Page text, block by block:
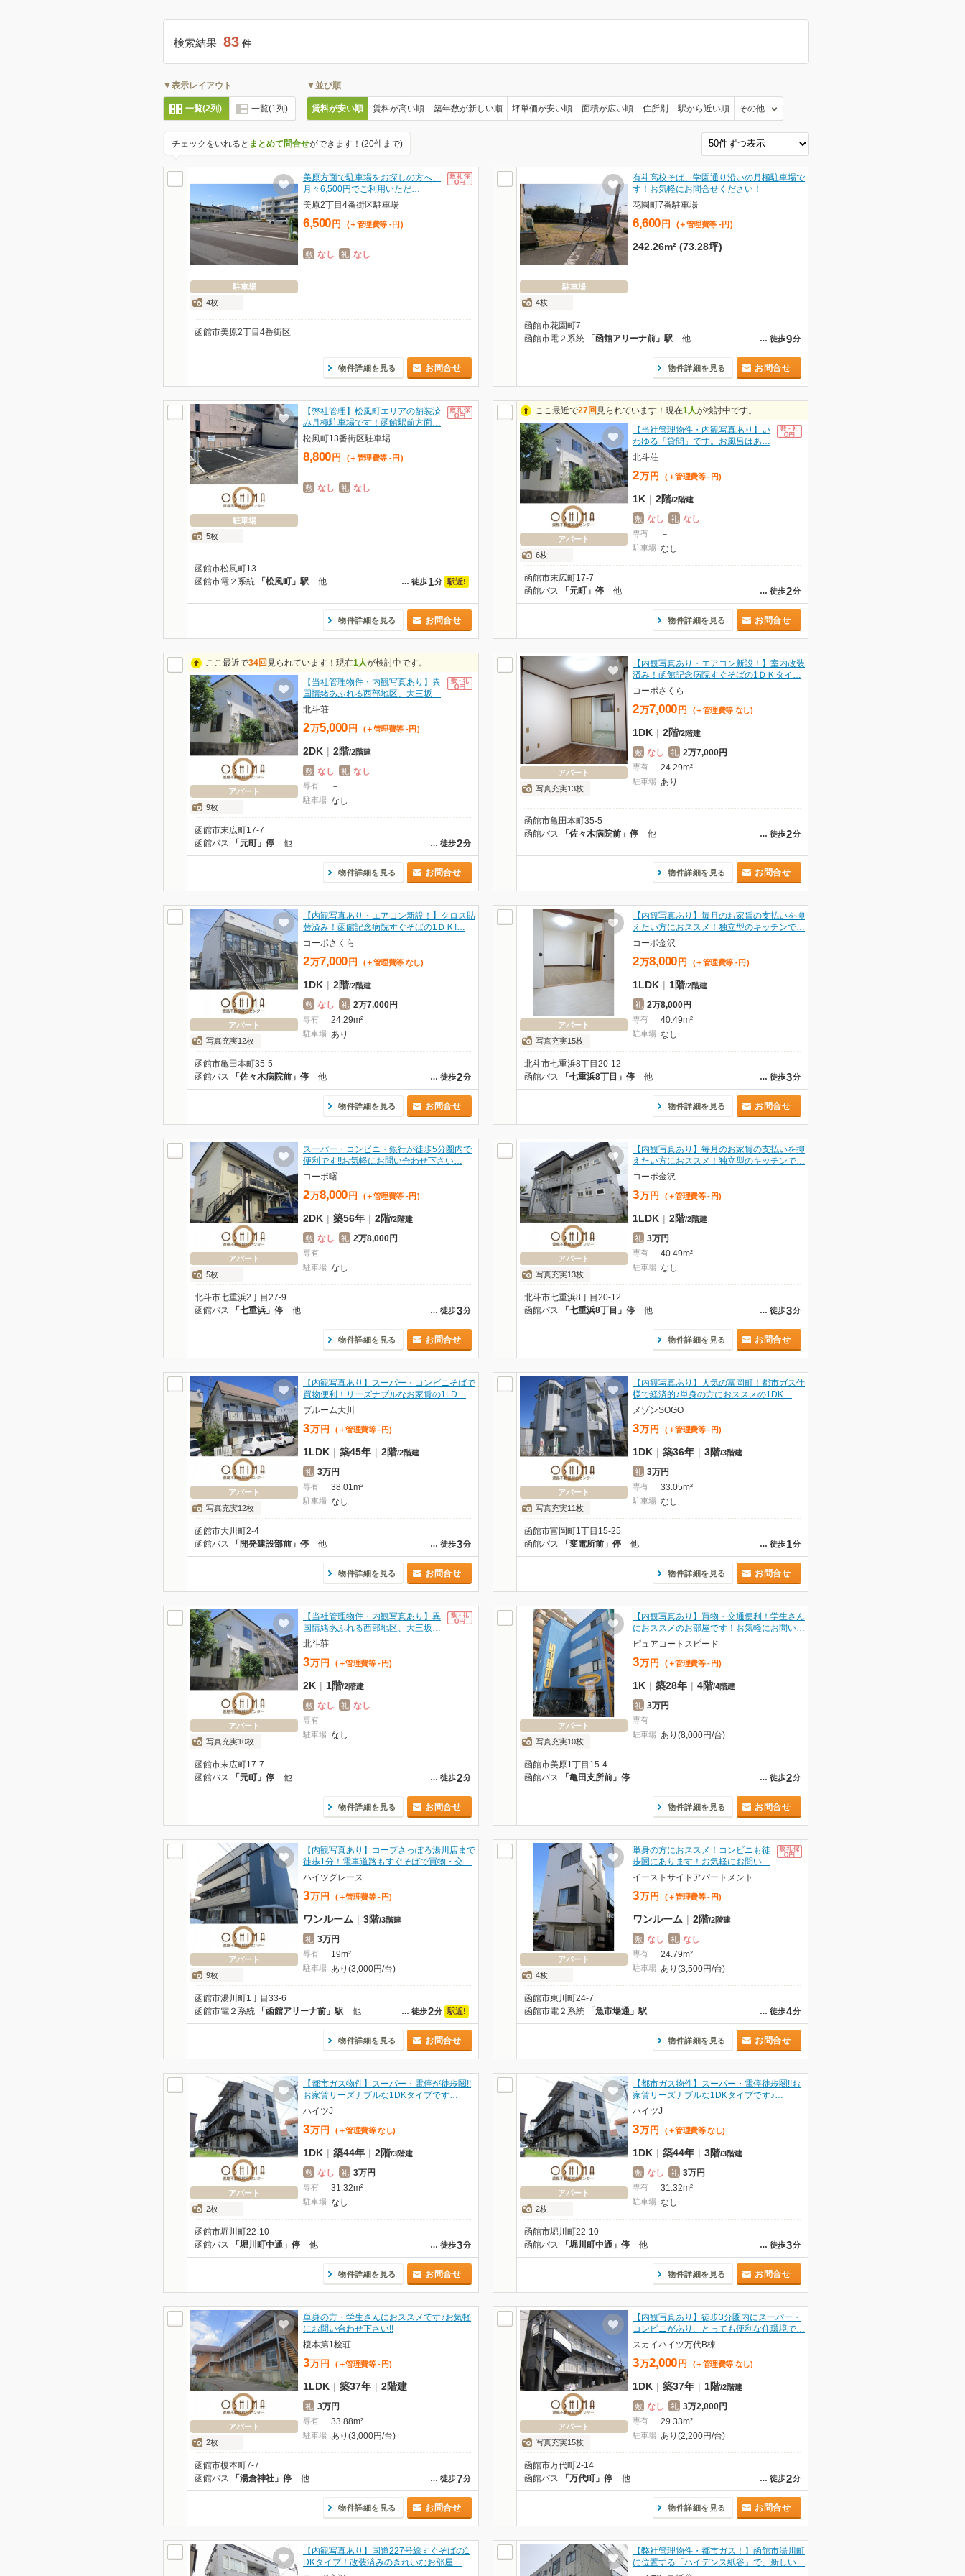
検索結果 83 件
▼表示レイアウト
一覧(2列) 一覧(1列)
▼並び順
賃料が安い順 賃料が高い順 築年数が新しい順 坪単価が安い順 面積が広い順 住所別 駅から近い順 その他
チェックをいれると まとめて問合せができます！(20件まで)
駐車場
4枚
美原方面で駐車場をお探しの方へ、
月々6,500円でご利用いただ…
美原2丁目4番街区駐車場
6,500 円 (＋管理費等 - 円 )
敷 なし 礼 なし
函館市美原2丁目4番街区
物件詳細を見る お問合せ
駐車場
4枚
有斗高校そば、学園通り沿いの月極駐車場で
す！お気軽にお問合せください！
花園町7番駐車場
6,600 円 (＋管理費等 - 円 )
242.26m² (73.28坪)
函館市花園町7-
… 徒歩9分
函館市電２系統 「函館アリーナ前」駅 他
物件詳細を見る お問合せ
駐車場
5枚
【弊社管理】松風町エリアの舗装済
み月極駐車場です！函館駅前方面…
松風町13番街区駐車場
8,800 円 (＋管理費等 - 円 )
敷 なし 礼 なし
函館市松風町13
… 徒歩1分 駅近!
函館市電２系統 「松風町」駅 他
物件詳細を見る お問合せ
ここ最近で27回 見られています！現在1人が検討中です。
アパート
6枚
【当社管理物件・内観写真あり】い
わゆる「貸間」です。お風呂はあ…
北斗荘
2万 円 (＋管理費等 - 円)
1K | 2階/2階建
敷 なし 礼 なし
専有 －
駐車場 なし
函館市末広町17-7
… 徒歩2分
函館バス 「元町」停 他
物件詳細を見る お問合せ
ここ最近で34回 見られています！現在1人が検討中です。
アパート
9枚
【当社管理物件・内観写真あり】異
国情緒あふれる西部地区、大三坂…
北斗荘
2万5,000 円 (＋管理費等 - 円 )
2DK | 2階/2階建
敷 なし 礼 なし
専有 －
駐車場 なし
函館市末広町17-7
… 徒歩2分
函館バス 「元町」停 他
物件詳細を見る お問合せ
アパート
写真充実13枚
【内観写真あり・エアコン新設！】室内改装
済み！函館記念病院すぐそばの1ＤＫタイ…
コーポさくら
2万7,000 円 (＋管理費等 なし)
1DK | 2階/2階建
敷 なし 礼 2万7,000円
専有 24.29m²
駐車場 あり
函館市亀田本町35-5
… 徒歩2分
函館バス 「佐々木病院前」停 他
物件詳細を見る お問合せ
アパート
写真充実12枚
【内観写真あり・エアコン新設！】クロス貼
替済み！函館記念病院すぐそばの1ＤＫ!…
コーポさくら
2万7,000 円 (＋管理費等 なし)
1DK | 2階/2階建
敷 なし 礼 2万7,000円
専有 24.29m²
駐車場 あり
函館市亀田本町35-5
… 徒歩2分
函館バス 「佐々木病院前」停 他
物件詳細を見る お問合せ
アパート
写真充実15枚
【内観写真あり】毎月のお家賃の支払いを抑
えたい方におススメ！独立型のキッチンで…
コーポ金沢
2万8,000 円 (＋管理費等 - 円 )
1LDK | 1階/2階建
礼 2万8,000円
専有 40.49m²
駐車場 なし
北斗市七重浜8丁目20-12
… 徒歩3分
函館バス 「七重浜8丁目」停 他
物件詳細を見る お問合せ
アパート
5枚
スーパー・コンビニ・銀行が徒歩5分圏内で
便利です!!お気軽にお問い合わせ下さい…
コーポ曙
2万8,000 円 (＋管理費等 - 円 )
2DK | 築56年 | 2階/2階建
敷 なし 礼 2万8,000円
専有 －
駐車場 なし
北斗市七重浜2丁目27-9
… 徒歩3分
函館バス 「七重浜」停 他
物件詳細を見る お問合せ
アパート
写真充実13枚
【内観写真あり】毎月のお家賃の支払いを抑
えたい方におススメ！独立型のキッチンで…
コーポ金沢
3万 円 (＋管理費等 - 円)
1LDK | 2階/2階建
礼 3万円
専有 40.49m²
駐車場 なし
北斗市七重浜8丁目20-12
… 徒歩3分
函館バス 「七重浜8丁目」停 他
物件詳細を見る お問合せ
アパート
写真充実12枚
【内観写真あり】スーパー・コンビニそばで
買物便利！リーズナブルなお家賃の1LD…
ブルーム大川
3万 円 (＋管理費等 - 円)
1LDK | 築45年 | 2階/2階建
礼 3万円
専有 38.01m²
駐車場 なし
函館市大川町2-4
… 徒歩3分
函館バス 「開発建設部前」停 他
物件詳細を見る お問合せ
アパート
写真充実11枚
【内観写真あり】人気の富岡町！都市ガス仕
様で経済的♪単身の方におススメの1DK…
メゾンSOGO
3万 円 (＋管理費等 - 円)
1DK | 築36年 | 3階/3階建
礼 3万円
専有 33.05m²
駐車場 なし
函館市富岡町1丁目15-25
… 徒歩1分
函館バス 「変電所前」停 他
物件詳細を見る お問合せ
アパート
写真充実10枚
【当社管理物件・内観写真あり】異
国情緒あふれる西部地区、大三坂…
北斗荘
3万 円 (＋管理費等 - 円)
2K | 1階/2階建
敷 なし 礼 なし
専有 －
駐車場 なし
函館市末広町17-7
… 徒歩2分
函館バス 「元町」停 他
物件詳細を見る お問合せ
アパート
写真充実10枚
【内観写真あり】買物・交通便利！学生さん
におススメのお部屋です！お気軽にお問い…
ピュアコートスピード
3万 円 (＋管理費等 - 円)
1K | 築28年 | 4階/4階建
礼 3万円
専有 －
駐車場 あり(8,000円/台)
函館市美原1丁目15-4
… 徒歩2分
函館バス 「亀田支所前」停
物件詳細を見る お問合せ
アパート
9枚
【内観写真あり】コープさっぽろ湯川店まで
徒歩1分！電車道路もすぐそばで買物・交…
ハイツグレース
3万 円 (＋管理費等 - 円)
ワンルーム | 3階/3階建
礼 3万円
専有 19m²
駐車場 あり(3,000円/台)
函館市湯川町1丁目33-6
… 徒歩2分 駅近!
函館市電２系統 「函館アリーナ前」駅 他
物件詳細を見る お問合せ
アパート
4枚
単身の方におススメ！コンビニも徒
歩圏にあります！お気軽にお問い…
イーストサイドアパートメント
3万 円 (＋管理費等 - 円)
ワンルーム | 2階/2階建
敷 なし 礼 なし
専有 24.79m²
駐車場 あり(3,500円/台)
函館市東川町24-7
… 徒歩4分
函館市電２系統 「魚市場通」駅
物件詳細を見る お問合せ
アパート
2枚
【都市ガス物件】スーパー・電停が徒歩圏!!
お家賃リーズナブルな1DKタイプです…
ハイツJ
3万 円 (＋管理費等 なし)
1DK | 築44年 | 2階/3階建
敷 なし 礼 3万円
専有 31.32m²
駐車場 なし
函館市堀川町22-10
… 徒歩3分
函館バス 「堀川町中通」停 他
物件詳細を見る お問合せ
アパート
2枚
【都市ガス物件】スーパー・電停徒歩圏!!お
家賃リーズナブルな1DKタイプです♪…
ハイツJ
3万 円 (＋管理費等 なし)
1DK | 築44年 | 3階/3階建
敷 なし 礼 3万円
専有 31.32m²
駐車場 なし
函館市堀川町22-10
… 徒歩3分
函館バス 「堀川町中通」停 他
物件詳細を見る お問合せ
アパート
2枚
単身の方・学生さんにおススメです♪お気軽
にお問い合わせ下さい!!
榎本第1桧荘
3万 円 (＋管理費等 - 円)
1LDK | 築37年 | 2階建
礼 3万円
専有 33.88m²
駐車場 あり(3,000円/台)
函館市榎本町7-7
… 徒歩7分
函館バス 「湯倉神社」停 他
物件詳細を見る お問合せ
アパート
写真充実15枚
【内観写真あり】徒歩3分圏内にスーパー・
コンビニがあり、とっても便利な住環境で…
スカイハイツ万代B棟
3万2,000 円 (＋管理費等 なし)
1DK | 築37年 | 1階/2階建
敷 なし 礼 3万2,000円
専有 29.33m²
駐車場 あり(2,200円/台)
函館市万代町2-14
… 徒歩2分
函館バス 「万代町」停 他
物件詳細を見る お問合せ
【内観写真あり】国道227号線すぐそばの1
DKタイプ！改装済みのきれいなお部屋…
【弊社管理物件・都市ガス！】函館市湯川町
に位置する「ハイデンス紙谷」で、新しい…